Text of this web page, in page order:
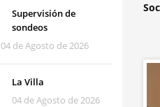
Supervisión de
sondeos
04 de Agosto de 2026
La Villa
04 de Agosto de 2026